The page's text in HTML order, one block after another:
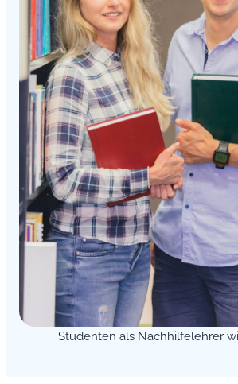
Studenten als Nachhilfelehrer